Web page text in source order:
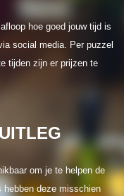
hoe goed jouw tijd is
social media. Per puzzel
tijden zijn er prijzen te
om je te helpen de
deze misschien